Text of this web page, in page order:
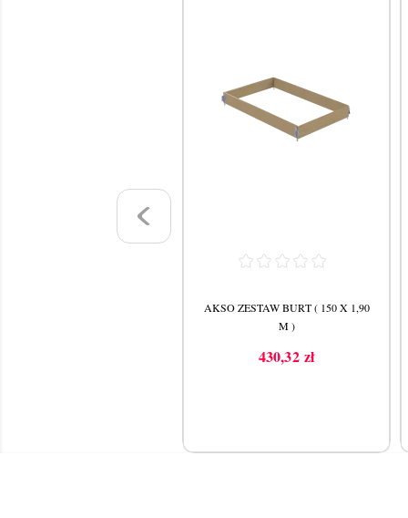
AKSO ZESTAW BURT ( 150 X 1,90
M )
Cena
430,32 zł